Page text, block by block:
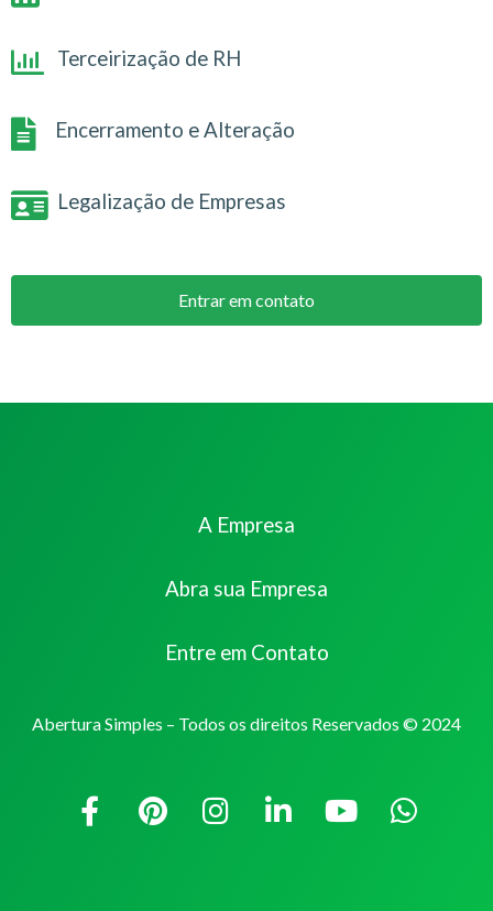
Terceirização de RH
Encerramento e Alteração
Legalização de Empresas
Entrar em contato
A Empresa
Abra sua Empresa
Entre em Contato
Abertura Simples – Todos os direitos Reservados © 2024